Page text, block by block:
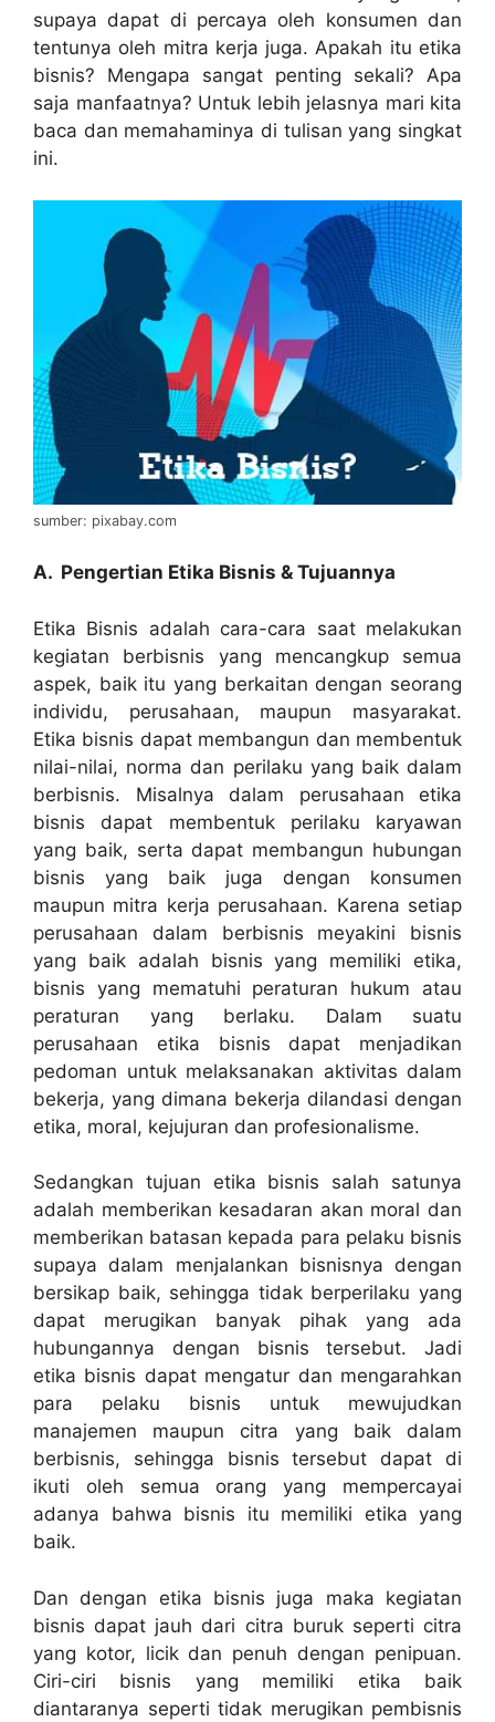
supaya dapat di percaya oleh konsumen dan
tentunya oleh mitra kerja juga. Apakah itu etika
bisnis? Mengapa sangat penting sekali? Apa
saja manfaatnya? Untuk lebih jelasnya mari kita
baca dan memahaminya di tulisan yang singkat
ini.
sumber: pixabay.com
A. Pengertian Etika Bisnis & Tujuannya
Etika Bisnis adalah cara-cara saat melakukan
kegiatan berbisnis yang mencangkup semua
aspek, baik itu yang berkaitan dengan seorang
individu, perusahaan, maupun masyarakat.
Etika bisnis dapat membangun dan membentuk
nilai-nilai, norma dan perilaku yang baik dalam
berbisnis. Misalnya dalam perusahaan etika
bisnis dapat membentuk perilaku karyawan
yang baik, serta dapat membangun hubungan
bisnis yang baik juga dengan konsumen
maupun mitra kerja perusahaan. Karena setiap
perusahaan dalam berbisnis meyakini bisnis
yang baik adalah bisnis yang memiliki etika,
bisnis yang mematuhi peraturan hukum atau
peraturan yang berlaku. Dalam suatu
perusahaan etika bisnis dapat menjadikan
pedoman untuk melaksanakan aktivitas dalam
bekerja, yang dimana bekerja dilandasi dengan
etika, moral, kejujuran dan profesionalisme.
Sedangkan tujuan etika bisnis salah satunya
adalah memberikan kesadaran akan moral dan
memberikan batasan kepada para pelaku bisnis
supaya dalam menjalankan bisnisnya dengan
bersikap baik, sehingga tidak berperilaku yang
dapat merugikan banyak pihak yang ada
hubungannya dengan bisnis tersebut. Jadi
etika bisnis dapat mengatur dan mengarahkan
para pelaku bisnis untuk mewujudkan
manajemen maupun citra yang baik dalam
berbisnis, sehingga bisnis tersebut dapat di
ikuti oleh semua orang yang mempercayai
adanya bahwa bisnis itu memiliki etika yang
baik.
Dan dengan etika bisnis juga maka kegiatan
bisnis dapat jauh dari citra buruk seperti citra
yang kotor, licik dan penuh dengan penipuan.
Ciri-ciri bisnis yang memiliki etika baik
diantaranya seperti tidak merugikan pembisnis